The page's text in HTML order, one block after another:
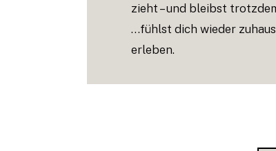
zieht – und bleibst
…fühlst dich wieder
erleben.